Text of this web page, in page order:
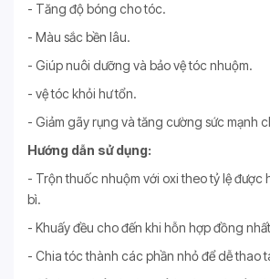
- Tăng độ bóng cho tóc.
- Màu sắc bền lâu.
- Giúp nuôi dưỡng và bảo vệ tóc nhuộm.
- vệ tóc khỏi hư tổn.
- Giảm gãy rụng và tăng cường sức mạnh
Hướng dẫn sử dụng:
- Trộn thuốc nhuộm với oxi theo tỷ lệ được
bì.
- Khuấy đều cho đến khi hỗn hợp đồng
- Chia tóc thành các phần nhỏ để dễ thao